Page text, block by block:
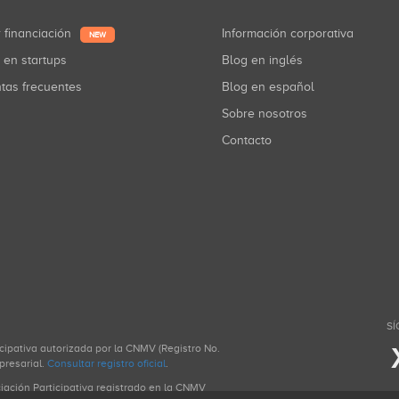
financiación NEW
en startups
frecuentes
Información corporativa
Blog en inglés
Blog en español
Sobre nosotros
Contacto
autorizada por la CNMV (Registro No.
Consultar registro oficial.
Participativa registrado en la CNMV